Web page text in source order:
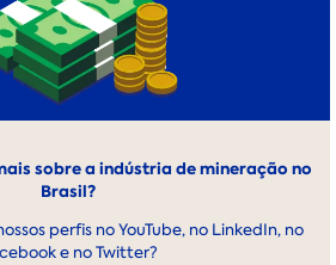
sobre a indústria de mineração no
Brasil?
perfis noYouTube, no LinkedIn, no
e noTwitter?